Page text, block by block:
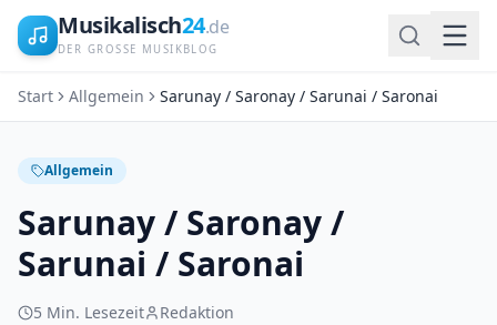
Musikalisch24.de
DER GROSSE MUSIKBLOG
Start Allgemein Sarunay / Saronay / Sarunai / Saronai
Allgemein
Sarunay / Saronay /
Sarunai / Saronai
5 Min. Lesezeit Redaktion